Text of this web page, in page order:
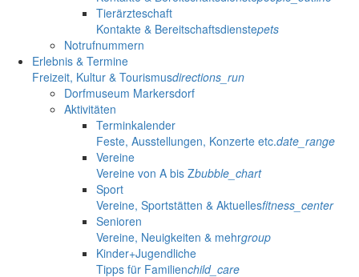
Tierärzteschaft
Kontakte & Bereitschaftsdienstepets
Notrufnummern
Erlebnis & Termine
Freizeit, Kultur & Tourismusdirections_run
Dorfmuseum Markersdorf
Aktivitäten
Terminkalender
Feste, Ausstellungen, Konzerte etc.date_range
Vereine
Vereine von A bis Zbubble_chart
Sport
Vereine, Sportstätten & Aktuellesfitness_center
Senioren
Vereine, Neuigkeiten & mehrgroup
Kinder+Jugendliche
Tipps für Familienchild_care